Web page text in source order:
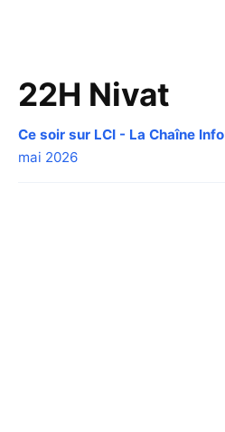
22H Nivat
Ce soir sur LCI - La Chaîne Info
mai 2026